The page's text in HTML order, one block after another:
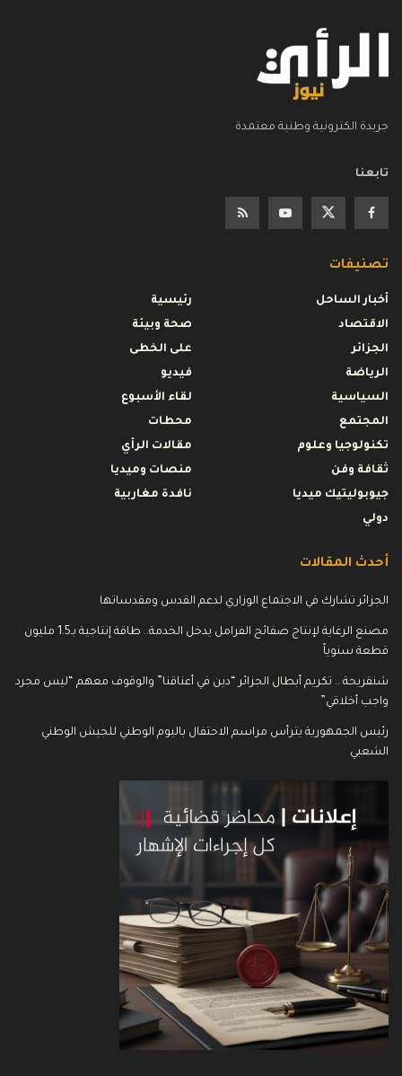
جريدة الكترونية وطنية معتمدة
تابعنا
تصنيفات
أخبار الساحل
الاقتصاد
الجزائر
الرياضة
السياسية
المجتمع
تكنولوجيا وعلوم
ثقافة وفن
جيوبوليتيك ميديا
دولي
رئيسية
صحة وبيئة
على الخطى
فيديو
لقاء الأسبوع
محطات
مقالات الرأي
منصات وميديا
نافدة مغاربية
أحدث المقالات
الجزائر تشارك في الاجتماع الوزاري لدعم القدس ومقدساتها
مصنع الرغاية لإنتاج صفائح الفرامل يدخل الخدمة.. طاقة إنتاجية بـ1.5 مليون
قطعة سنوياً
شنقريحة .. تكريم أبطال الجزائر “دين في أعناقنا” والوقوف معهم “ليس مجرد
واجب أخلاقي”
رئيس الجمهورية يترأس مراسم الاحتفال باليوم الوطني للجيش الوطني
الشعبي